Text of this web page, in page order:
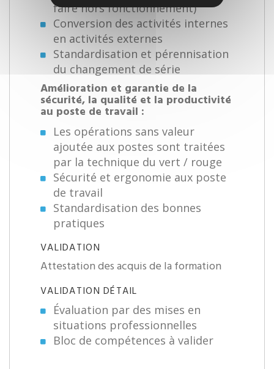
faire hors fonctionnement)
Conversion des activités internes
en activités externes
Standardisation et pérennisation
du changement de série
Amélioration et garantie de la
sécurité, la qualité et la productivité
au poste de travail :
Les opérations sans valeur
ajoutée aux postes sont traitées
par la technique du vert / rouge
Sécurité et ergonomie aux poste
de travail
Standardisation des bonnes
pratiques
VALIDATION
Attestation des acquis de la formation
VALIDATION DÉTAIL
Évaluation par des mises en
situations professionnelles
Bloc de compétences à valider